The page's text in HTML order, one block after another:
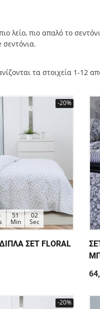
λείο, πιο απαλό το
τα στοιχεία 1-12
-20%
51
Min
01
Sec
ΣΕΤ FLORAL
-20%